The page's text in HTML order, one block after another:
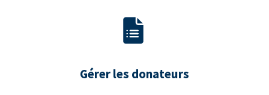
Gérer les donateurs